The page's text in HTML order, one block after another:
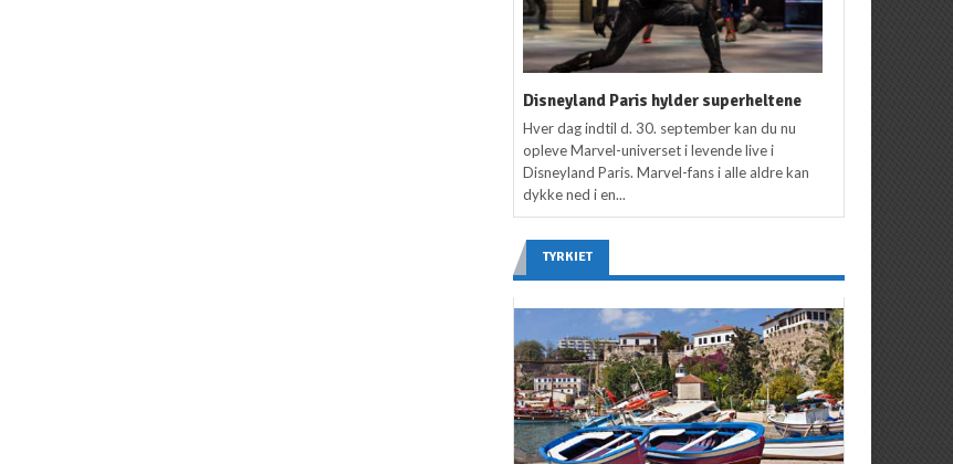
Disneyland Paris hylder superheltene
Hver dag indtil d. 30. september kan du nu
opleve Marvel-universet i levende live i
Disneyland Paris. Marvel-fans i alle aldre kan
dykke ned i en...
TYRKIET